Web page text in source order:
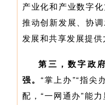
产业化和产业数字
推动创新发展、协
发展和共享发展提供
第三，数字政
强。“掌上办”“指尖
配，“一网通办”能